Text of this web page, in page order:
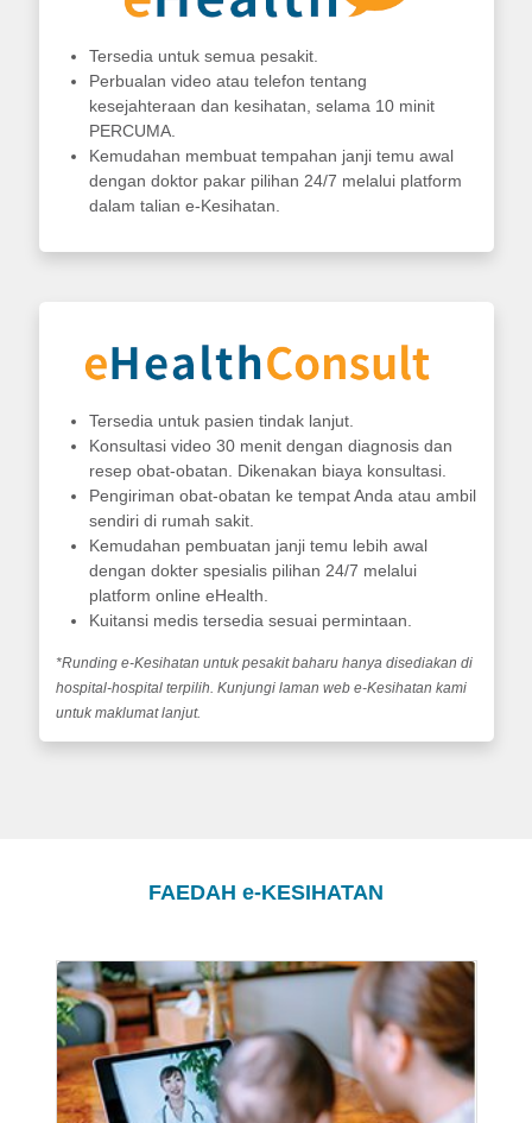
Tersedia untuk semua pesakit.
Perbualan video atau telefon tentang
kesejahteraan dan kesihatan, selama 10 minit
PERCUMA.
Kemudahan membuat tempahan janji temu awal
dengan doktor pakar pilihan 24/7 melalui platform
dalam talian e-Kesihatan.
Tersedia untuk pasien tindak lanjut.
Konsultasi video 30 menit dengan diagnosis dan
resep obat-obatan. Dikenakan biaya konsultasi.
Pengiriman obat-obatan ke tempat Anda atau ambil
sendiri di rumah sakit.
Kemudahan pembuatan janji temu lebih awal
dengan dokter spesialis pilihan 24/7 melalui
platform online eHealth.
Kuitansi medis tersedia sesuai permintaan.
*Runding e-Kesihatan untuk pesakit baharu hanya disediakan di
hospital-hospital terpilih. Kunjungi laman web e-Kesihatan kami
untuk maklumat lanjut.
FAEDAH e-KESIHATAN